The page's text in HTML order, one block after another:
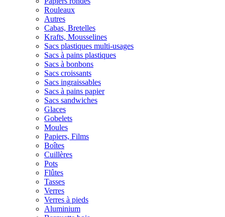
Rouleaux
Autres
Cabas, Bretelles
Krafts, Mousselines
Sacs plastiques multi-usages
Sacs à pains plastiques
Sacs à bonbons
Sacs croissants
Sacs ingraissables
Sacs à pains papier
Sacs sandwiches
Glaces
Gobelets
Moules
Papiers, Films
Boîtes
Cuillères
Pots
Flûtes
Tasses
Verres
Verres à pieds
Aluminium